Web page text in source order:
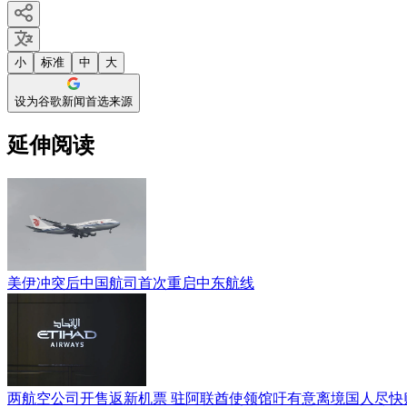
小 标准 中 大
设为谷歌新闻首选来源
延伸阅读
美伊冲突后中国航司首次重启中东航线
两航空公司开售返新机票 驻阿联酋使领馆吁有意离境国人尽快